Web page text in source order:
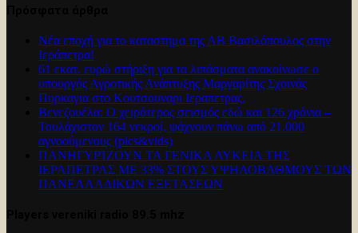
Νέα εποχή για το καταστημα της ΑΒ Βασιλόπουλος στην
Ιεράπετρα!
61 εκατ. ευρώ στήριξη για τα λιπάσματα ανακοίνωσε ο
υπουργός Αγροτικής Ανάπτυξης Μαργαρίτης Σχοινάς
Πυρκαγια στο Κουτσουναρι Ιεραπετρας.
Βενεζουέλα: Ο χειρότερος σεισμός εδώ και 126 χρόνια –
Τουλάχιστον 164 νεκροί, ψάχνουν πάνω από 21.000
αγνοούμενους (pics&vids)
ΠΑΝΗΓΥΡΊΖΟΥΝ ΤΑ ΓΕΝΙΚΑ ΛΥΚΕΙΑ ΤΗΣ
ΙΕΡΑΠΕΤΡΑΣ ΜΕ 33% ΣΤΟΥΣ ΥΨΗΛΟΒΑΘΜΟΥΣ ΤΩΝ
ΠΑΝΕΛΛΑΔΙΚΩΝ ΕΞΕΤΑΣΕΩΝ